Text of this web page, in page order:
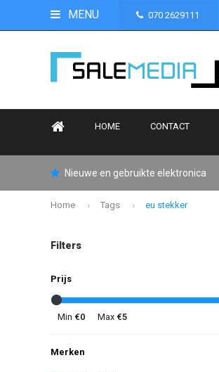
MENU 070 2629111
HOME CONTACT
Nieuwe en gebruikte elektronica
Home Tags eu stekker
Filters
Prijs
Min €0 Max €5
Merken